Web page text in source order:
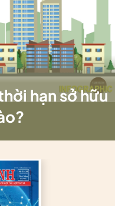
hạn sở hữu